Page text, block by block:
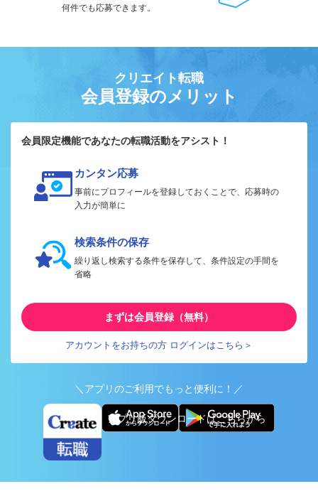
何件でも応募できます。
クリエイト転職
会員登録のメリット
会員限定機能であなたの転職活動をアシスト！
カンタン応募
事前にプロフィールを登録しておくことで、応募時の
入力が簡単に
検索条件の保存
繰り返し検索する条件を保存して、条件設定の手間を
省略
まずは会員登録（無料）
アカウントをお持ちの方 ログインはこちら＞
＼アプリのご利用でもっと便利に！／
アプリ版ダウンロードはこちらから